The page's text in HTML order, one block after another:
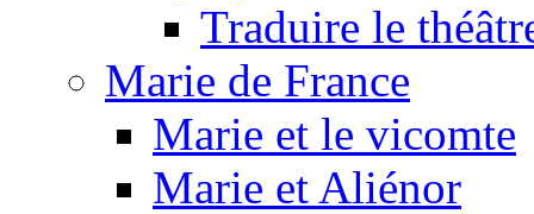
Traduire le
Marie de France
Marie et le vicomte
Marie et Aliénor